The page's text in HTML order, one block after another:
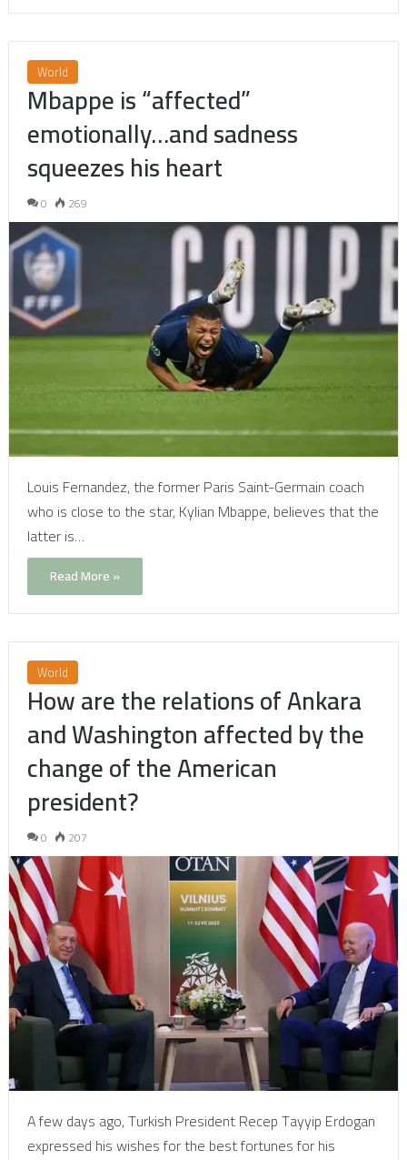
World
Mbappe is “affected”
emotionally…and sadness
squeezes his heart
0 269
Louis Fernandez, the former Paris Saint-Germain coach
who is close to the star, Kylian Mbappe, believes that the
latter is…
Read More »
World
How are the relations of Ankara
and Washington affected by the
change of the American
president?
0 207
A few days ago, Turkish President Recep Tayyip Erdogan
expressed his wishes for the best fortunes for his